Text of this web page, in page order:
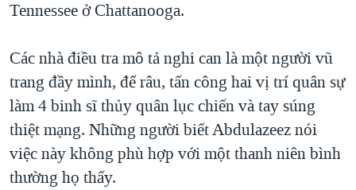
Tennessee ở Chattanooga.
Các nhà điều tra mô tả nghi can là một người vũ
trang đầy mình, để râu, tấn công hai vị trí quân sự
làm 4 binh sĩ thủy quân lục chiến và tay súng
thiệt mạng. Những người biết Abdulazeez nói
việc này không phù hợp với một thanh niên bình
thường họ thấy.